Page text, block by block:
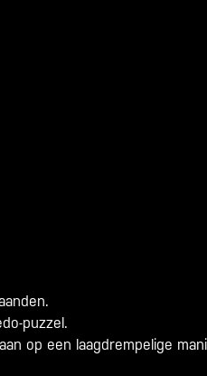
puzzel.
op een laagdrempelige